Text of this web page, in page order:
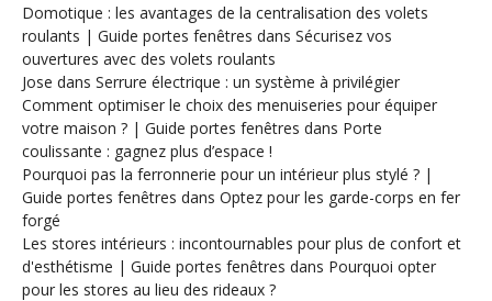
Domotique : les avantages de la centralisation des volets
roulants | Guide portes fenêtres dans Sécurisez vos
ouvertures avec des volets roulants
Jose dans Serrure électrique : un système à privilégier
Comment optimiser le choix des menuiseries pour équiper
votre maison ? | Guide portes fenêtres dans Porte
coulissante : gagnez plus d’espace !
Pourquoi pas la ferronnerie pour un intérieur plus stylé ? |
Guide portes fenêtres dans Optez pour les garde-corps en fer
forgé
Les stores intérieurs : incontournables pour plus de confort et
d'esthétisme | Guide portes fenêtres dans Pourquoi opter
pour les stores au lieu des rideaux ?